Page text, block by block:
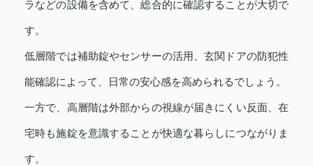
ラなどの設備を含めて、総合的に確認することが大切で
す。
低層階では補助錠やセンサーの活用、玄関ドアの防犯性
能確認によって、日常の安心感を高められるでしょう。
一方で、高層階は外部からの視線が届きにくい反面、在
宅時も施錠を意識することが快適な暮らしにつながりま
す。